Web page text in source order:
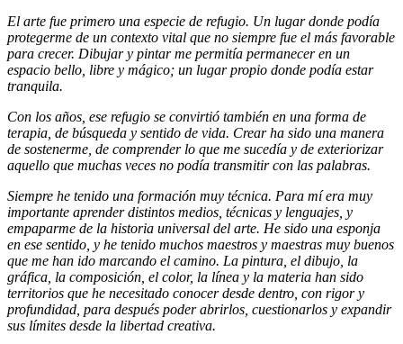
El arte fue primero una especie de refugio. Un lugar donde podía
protegerme de un contexto vital que no siempre fue el más favorable
para crecer. Dibujar y pintar me permitía permanecer en un
espacio bello, libre y mágico; un lugar propio donde podía estar
tranquila.
Con los años, ese refugio se convirtió también en una forma de
terapia, de búsqueda y sentido de vida. Crear ha sido una manera
de sostenerme, de comprender lo que me sucedía y de exteriorizar
aquello que muchas veces no podía transmitir con las palabras.
Siempre he tenido una formación muy técnica. Para mí era muy
importante aprender distintos medios, técnicas y lenguajes, y
empaparme de la historia universal del arte. He sido una esponja
en ese sentido, y he tenido muchos maestros y maestras muy buenos
que me han ido marcando el camino. La pintura, el dibujo, la
gráfica, la composición, el color, la línea y la materia han sido
territorios que he necesitado conocer desde dentro, con rigor y
profundidad, para después poder abrirlos, cuestionarlos y expandir
sus límites desde la libertad creativa.